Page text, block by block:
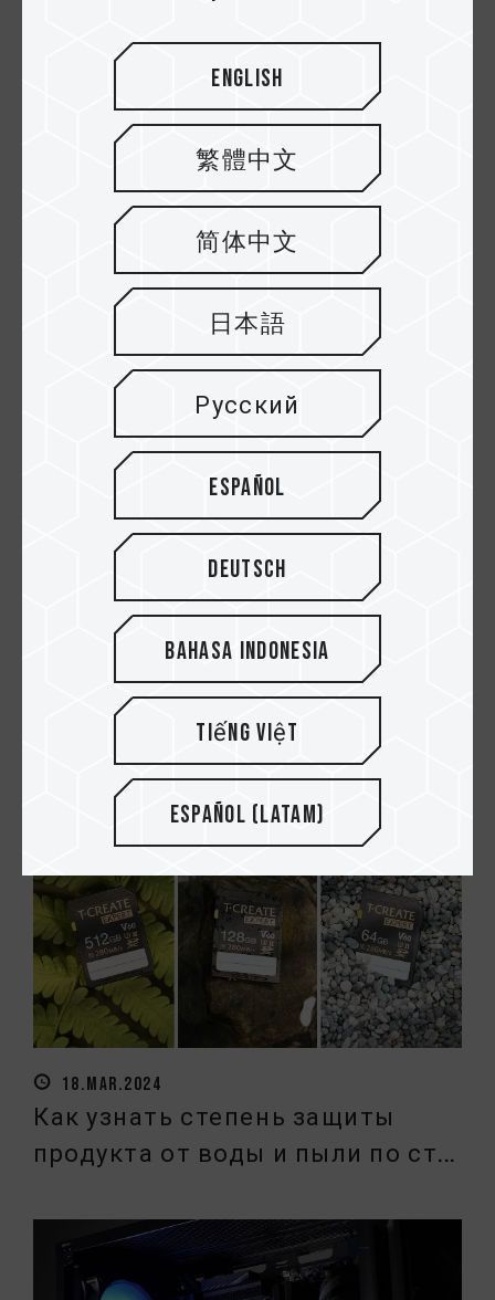
18.MAY.2024
Связь между частотой памяти и
05.APR.2024
Почему после замены
оперативной памяти компьют...
18.MAR.2024
Как узнать степень защиты
продукта от воды и пыли по ст...
English
繁體中文
简体中文
日本語
Русский
Español
Deutsch
Bahasa Indonesia
Tiếng Việt
Español (Latam)